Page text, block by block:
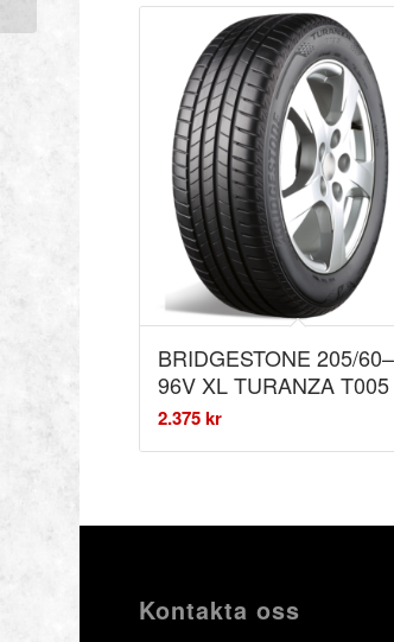
BRIDGESTONE 205/
96V XL TURANZA T005
2.375kr
Kontakta oss